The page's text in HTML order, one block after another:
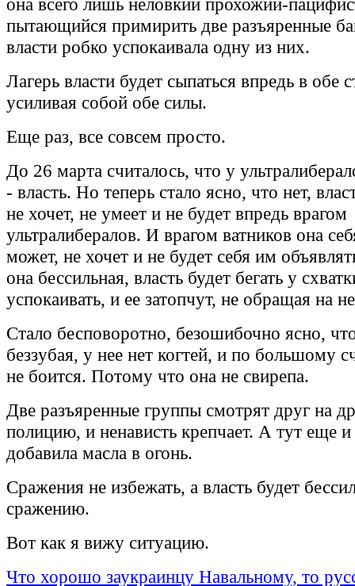
она всего лишь неловкий прохожий-
пытающийся примирить две разъяренные
власти робко успокаивала одну из них.
Лагерь власти будет сыпаться впредь в обе
усиливая собой обе силы.
Еще раз, все совсем просто.
До 26 марта считалось, что у
- власть. Но теперь стало ясно, что нет,
не хочет, не умеет и не будет впредь врагом
ультралибералов. И врагом ватников она
может, не хочет и не будет себя им
она бессильная, власть будет бегать у
успокаивать, и ее затопчут, не обращая на
Стало бесповоротно, безошибочно ясно,
беззубая, у нее нет когтей, и по большому
не боится. Потому что она не свирепа.
Две разъяренные группы смотрят друг на
полицию, и ненависть крепчает. А тут еще
добавила масла в огонь.
Сражения не избежать, а власть будет
сражению.
Вот как я вижу ситуацию.
Что хорошо заукраинцу Навальному, то